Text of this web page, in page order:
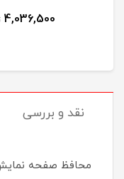
4,036,500
نقد و بررسی
محافظ صفحه نمایش